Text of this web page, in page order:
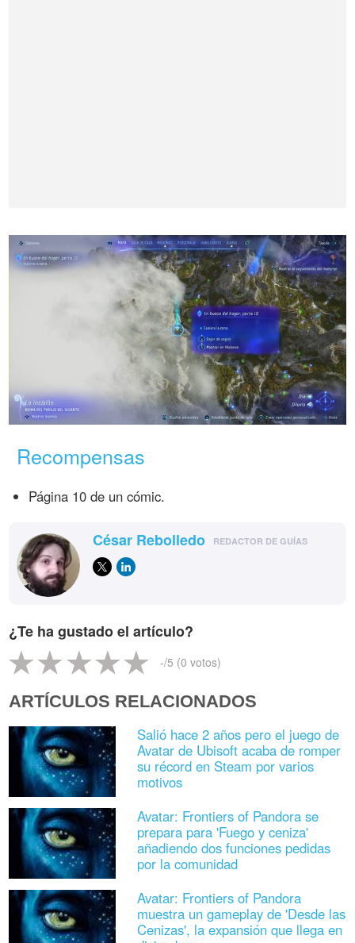
Recompensas
Página 10 de un cómic.
César Rebolledo REDACTOR DE GUÍAS
¿Te ha gustado el artículo?
-/5 (0 votos)
ARTÍCULOS RELACIONADOS
Salió hace 2 años pero el juego de
Avatar de Ubisoft acaba de romper
su récord en Steam por varios
motivos
Avatar: Frontiers of Pandora se
prepara para 'Fuego y ceniza'
añadiendo dos funciones pedidas
por la comunidad
Avatar: Frontiers of Pandora
muestra un gameplay de 'Desde las
Cenizas', la expansión que llega en